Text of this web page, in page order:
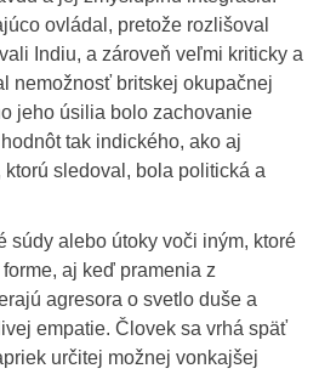
ovládal, pretože rozlišoval
Indiu, a zároveň veľmi kriticky a
nemožnosť britskej okupačnej
jeho úsilia bolo zachovanie
tak indického, ako aj
sledoval, bola politická a
súdy alebo útoky voči iným, ktoré
aj keď pramenia z
agresora o svetlo duše a
empatie. Človek sa vrhá späť
určitej možnej vonkajšej